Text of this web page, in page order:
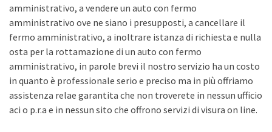
amministrativo, a vendere un auto con fermo
amministrativo ove ne siano i presupposti, a cancellare il
fermo amministrativo, a inoltrare istanza di richiesta e nulla
osta per la rottamazione di un auto con fermo
amministrativo, in parole brevi il nostro servizio ha un costo
in quanto è professionale serio e preciso ma in più offriamo
assistenza relae garantita che non troverete in nessun ufficio
aci o p.r.a e in nessun sito che offrono servizi di visura on line.